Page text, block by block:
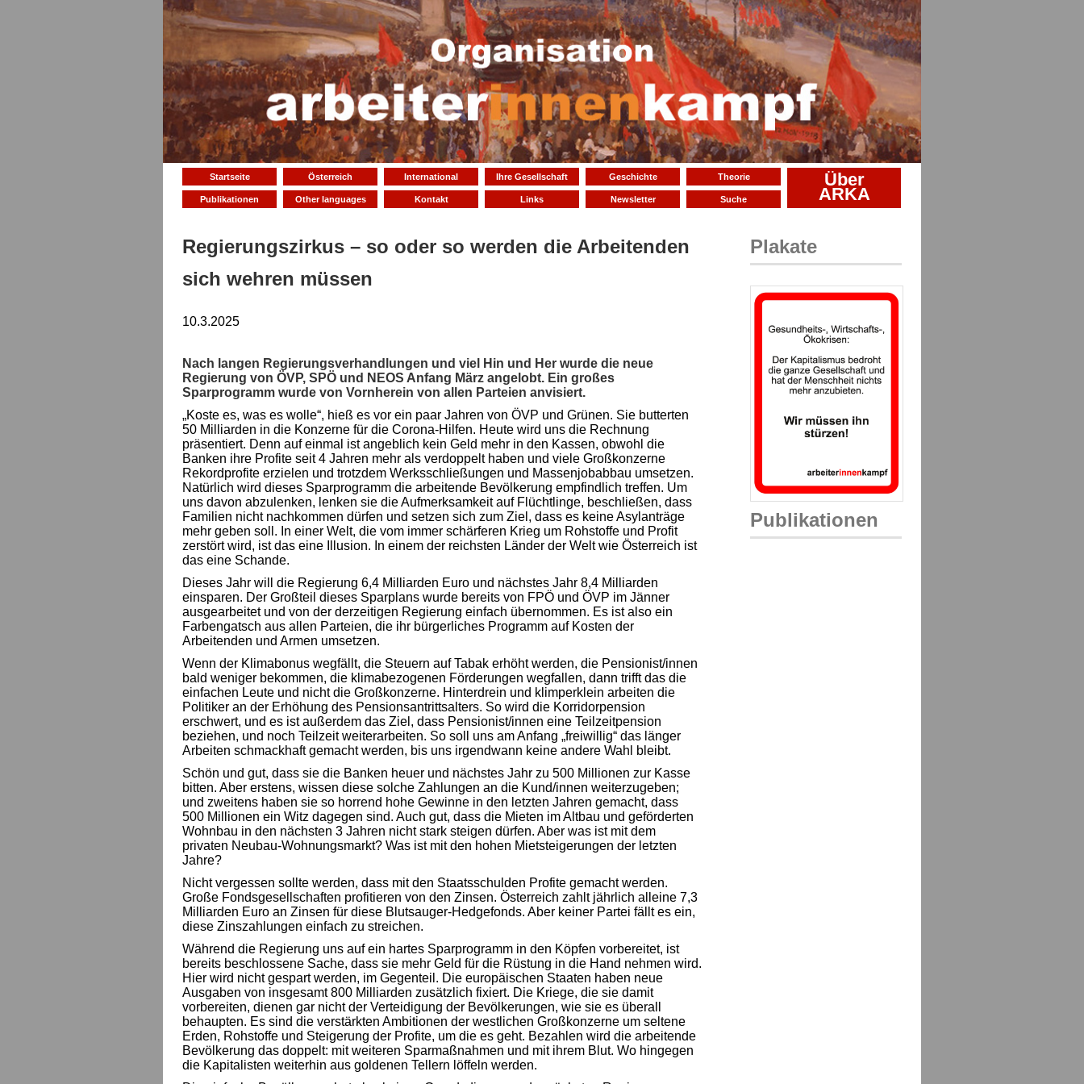
Startseite Österreich International Ihre Gesellschaft Geschichte Theorie
Publikationen Other languages Kontakt Links Newsletter Suche
Über
ARKA
Regierungszirkus – so oder so werden die Arbeitenden
sich wehren müssen
10.3.2025
Nach langen Regierungsverhandlungen und viel Hin und Her wurde die neue
Regierung von ÖVP, SPÖ und NEOS Anfang März angelobt. Ein großes
Sparprogramm wurde von Vornherein von allen Parteien anvisiert.
„Koste es, was es wolle“, hieß es vor ein paar Jahren von ÖVP und Grünen. Sie butterten
50 Milliarden in die Konzerne für die Corona-Hilfen. Heute wird uns die Rechnung
präsentiert. Denn auf einmal ist angeblich kein Geld mehr in den Kassen, obwohl die
Banken ihre Profite seit 4 Jahren mehr als verdoppelt haben und viele Großkonzerne
Rekordprofite erzielen und trotzdem Werksschließungen und Massenjobabbau umsetzen.
Natürlich wird dieses Sparprogramm die arbeitende Bevölkerung empfindlich treffen. Um
uns davon abzulenken, lenken sie die Aufmerksamkeit auf Flüchtlinge, beschließen, dass
Familien nicht nachkommen dürfen und setzen sich zum Ziel, dass es keine Asylanträge
mehr geben soll. In einer Welt, die vom immer schärferen Krieg um Rohstoffe und Profit
zerstört wird, ist das eine Illusion. In einem der reichsten Länder der Welt wie Österreich ist
das eine Schande.
Dieses Jahr will die Regierung 6,4 Milliarden Euro und nächstes Jahr 8,4 Milliarden
einsparen. Der Großteil dieses Sparplans wurde bereits von FPÖ und ÖVP im Jänner
ausgearbeitet und von der derzeitigen Regierung einfach übernommen. Es ist also ein
Farbengatsch aus allen Parteien, die ihr bürgerliches Programm auf Kosten der
Arbeitenden und Armen umsetzen.
Wenn der Klimabonus wegfällt, die Steuern auf Tabak erhöht werden, die Pensionist/innen
bald weniger bekommen, die klimabezogenen Förderungen wegfallen, dann trifft das die
einfachen Leute und nicht die Großkonzerne. Hinterdrein und klimperklein arbeiten die
Politiker an der Erhöhung des Pensionsantrittsalters. So wird die Korridorpension
erschwert, und es ist außerdem das Ziel, dass Pensionist/innen eine Teilzeitpension
beziehen, und noch Teilzeit weiterarbeiten. So soll uns am Anfang „freiwillig“ das länger
Arbeiten schmackhaft gemacht werden, bis uns irgendwann keine andere Wahl bleibt.
Schön und gut, dass sie die Banken heuer und nächstes Jahr zu 500 Millionen zur Kasse
bitten. Aber erstens, wissen diese solche Zahlungen an die Kund/innen weiterzugeben;
und zweitens haben sie so horrend hohe Gewinne in den letzten Jahren gemacht, dass
500 Millionen ein Witz dagegen sind. Auch gut, dass die Mieten im Altbau und geförderten
Wohnbau in den nächsten 3 Jahren nicht stark steigen dürfen. Aber was ist mit dem
privaten Neubau-Wohnungsmarkt? Was ist mit den hohen Mietsteigerungen der letzten
Jahre?
Nicht vergessen sollte werden, dass mit den Staatsschulden Profite gemacht werden.
Große Fondsgesellschaften profitieren von den Zinsen. Österreich zahlt jährlich alleine 7,3
Milliarden Euro an Zinsen für diese Blutsauger-Hedgefonds. Aber keiner Partei fällt es ein,
diese Zinszahlungen einfach zu streichen.
Während die Regierung uns auf ein hartes Sparprogramm in den Köpfen vorbereitet, ist
bereits beschlossene Sache, dass sie mehr Geld für die Rüstung in die Hand nehmen wird.
Hier wird nicht gespart werden, im Gegenteil. Die europäischen Staaten haben neue
Ausgaben von insgesamt 800 Milliarden zusätzlich fixiert. Die Kriege, die sie damit
vorbereiten, dienen gar nicht der Verteidigung der Bevölkerungen, wie sie es überall
behaupten. Es sind die verstärkten Ambitionen der westlichen Großkonzerne um seltene
Erden, Rohstoffe und Steigerung der Profite, um die es geht. Bezahlen wird die arbeitende
Bevölkerung das doppelt: mit weiteren Sparmaßnahmen und mit ihrem Blut. Wo hingegen
die Kapitalisten weiterhin aus goldenen Tellern löffeln werden.
Plakate
Publikationen